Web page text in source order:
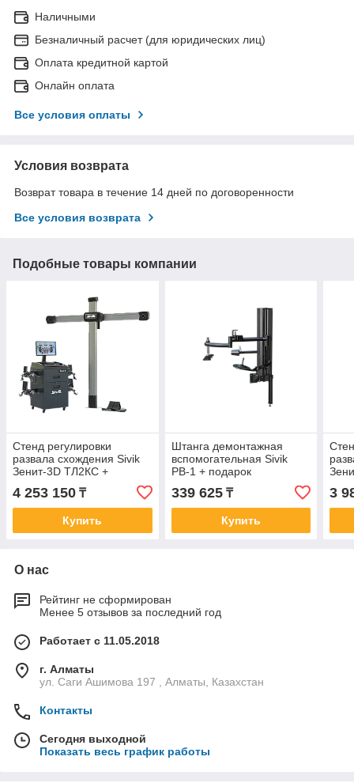
Наличными
Безналичный расчет (для юридических лиц)
Оплата кредитной картой
Онлайн оплата
Все условия оплаты
Условия возврата
Возврат товара в течение 14 дней по договоренности
Все условия возврата
Подобные товары компании
Стенд регулировки
развала схождения Sivik
Зенит-3D ТЛ2КС +
4 253 150 ₸
Купить
Штанга демонтажная
вспомогательная Sivik
РВ-1 + подарок
339 625₸
Купить
3
О нас
Рейтинг не сформирован
Менее 5 отзывов за последний год
Работает с 11.05.2018
г. Алматы
ул. Саги Ашимова 197 , Алматы, Казахстан
Контакты
Сегодня выходной
Показать весь график работы